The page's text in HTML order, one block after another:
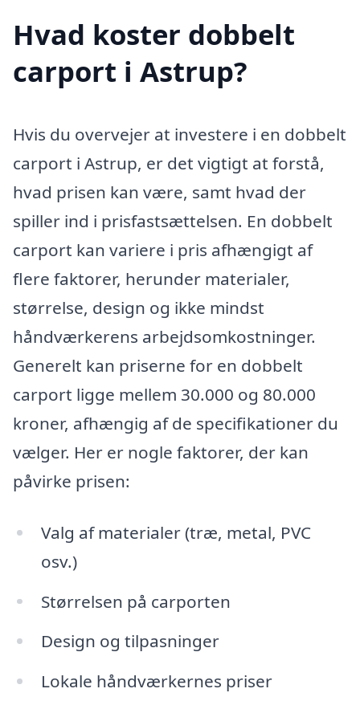
Hvad koster dobbelt
carport i Astrup?
Hvis du overvejer at investere i en dobbelt
carport i Astrup, er det vigtigt at forstå,
hvad prisen kan være, samt hvad der
spiller ind i prisfastsættelsen. En dobbelt
carport kan variere i pris afhængigt af
flere faktorer, herunder materialer,
størrelse, design og ikke mindst
håndværkerens arbejdsomkostninger.
Generelt kan priserne for en dobbelt
carport ligge mellem 30.000 og 80.000
kroner, afhængig af de specifikationer du
vælger. Her er nogle faktorer, der kan
påvirke prisen:
Valg af materialer (træ, metal, PVC
osv.)
Størrelsen på carporten
Design og tilpasninger
Lokale håndværkernes priser